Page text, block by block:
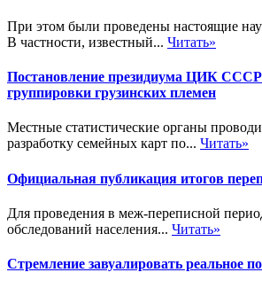
При этом были проведены настоящие
В частности, известный... Читать»
Постановление президиума ЦИК
группировки грузинских племен
Местные статистические органы
разработку семейных карт по... Читать»
Официальная публикация итогов
Для проведения в меж-переписной
обследований населения... Читать»
Стремление завуалировать реальное